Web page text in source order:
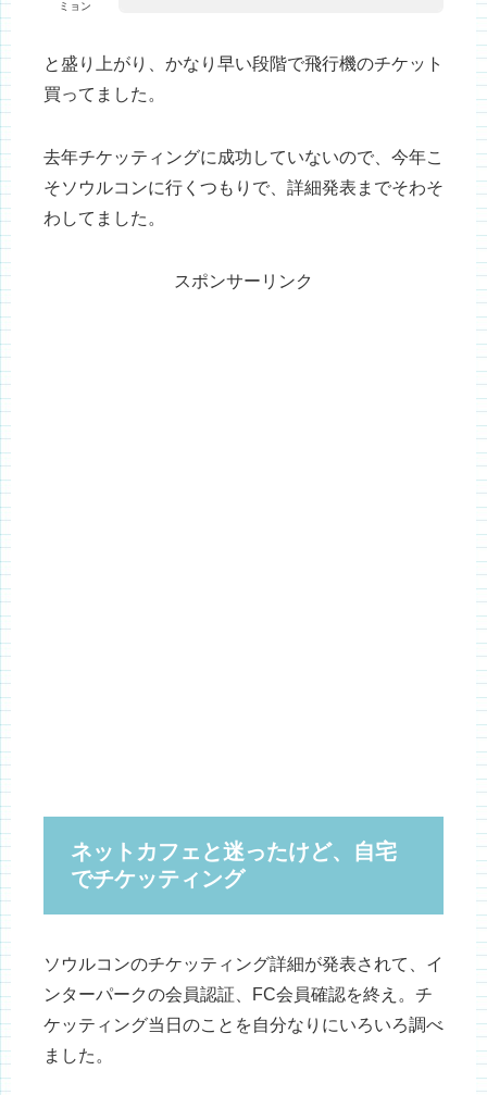
ミョン
と盛り上がり、かなり早い段階で飛行機のチケット
買ってました。
去年チケッティングに成功していないので、今年こ
そソウルコンに行くつもりで、詳細発表までそわそ
わしてました。
スポンサーリンク
ネットカフェと迷ったけど、自宅
でチケッティング
ソウルコンのチケッティング詳細が発表されて、イ
ンターパークの会員認証、FC会員確認を終え。チ
ケッティング当日のことを自分なりにいろいろ調べ
ました。